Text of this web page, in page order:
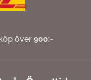
över 900:-